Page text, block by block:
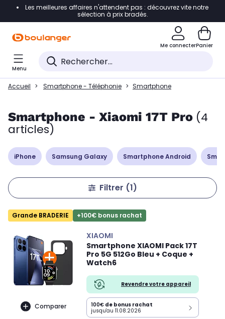
Accéder directement à la navigation
Accéder directement à la liste des produits
Accéder directement au contenu
Accéder directement au pied de page
Accéder directement au chatbot
Les meilleures affaires n'attendent pas : découvrez vite notre
sélection à prix bradés.
Me connecterPanier
Menu
Accueil Smartphone - Téléphonie Smartphone
Smartphone - Xiaomi 17T Pro (4
articles)
iPhone Samsung Galaxy Smartphone Android
Filtrer (1)
Grande BRADERIE +100€ bonus rachat
Comparer
XIAOMI
Smartphone XIAOMI Pack 17T
Pro 5G 512Go Bleu + Coque +
Watch6
Revendre votre appareil
100€ de bonus rachat
jusqu'au 11.08.2026